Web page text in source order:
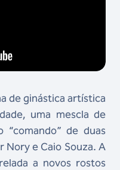
de ginástica artística
uma mescla de
de duas
e Caio Souza. A
a novos rostos